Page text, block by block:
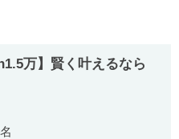
万】賢く叶えるなら
評価